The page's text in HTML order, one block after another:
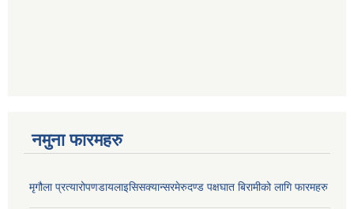
नमुना फारमहरु
मृगौला प्रत्यारोपणडायलाइसिसक्यान्सरमेरुदण्ड पक्षघात बिरामीको लागि फारमहरु